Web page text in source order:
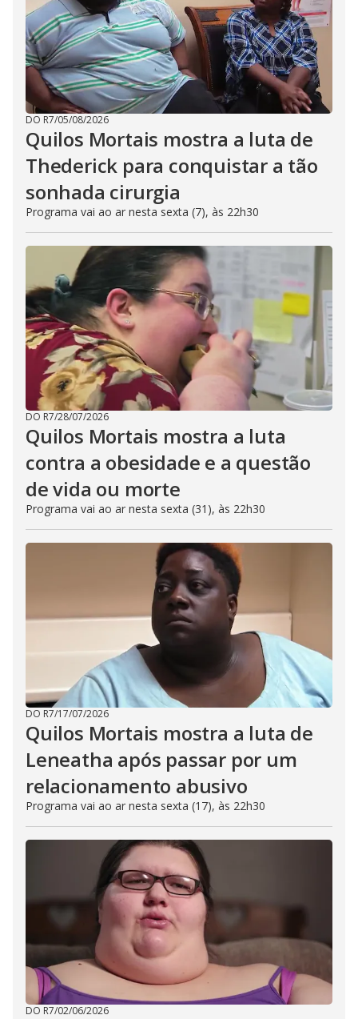
DO R7/05/08/2026
Quilos Mortais mostra a luta de
Thederick para conquistar a tão
sonhada cirurgia
Programa vai ao ar nesta sexta (7), às 22h30
DO R7/28/07/2026
Quilos Mortais mostra a luta
contra a obesidade e a questão
de vida ou morte
Programa vai ao ar nesta sexta (31), às 22h30
DO R7/17/07/2026
Quilos Mortais mostra a luta de
Leneatha após passar por um
relacionamento abusivo
Programa vai ao ar nesta sexta (17), às 22h30
DO R7/02/06/2026